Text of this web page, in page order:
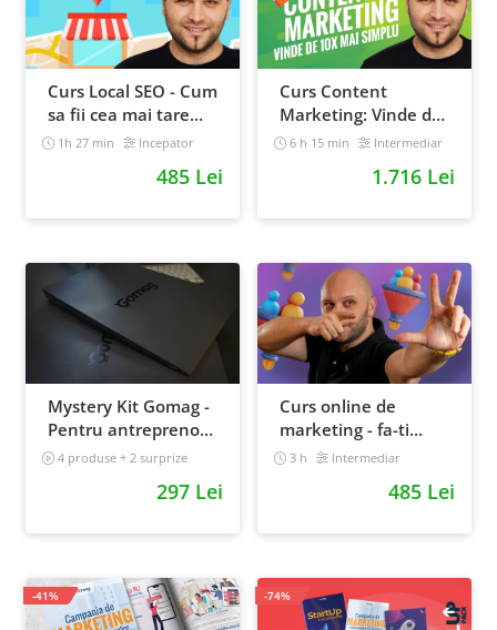
Curs Local SEO - Cum
sa fii cea mai tare
afacere din orasul
1h 27 min Incepator
485 Lei
Curs Content
Marketing: Vinde de
10x mai simplu
6 h 15 min Intermediar
1.716 Lei
Mystery Kit Gomag -
Pentru antreprenorii
curajosi - digital
4 produse + 2 surprize
297 Lei
Curs online de
marketing - fa-ti
propriul sales funnel
3 h Intermediar
485 Lei
-41% -74%